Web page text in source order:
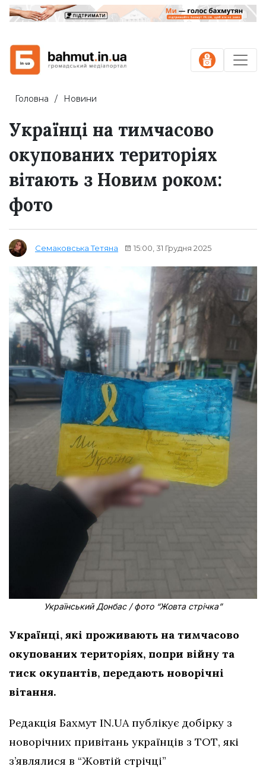
Головна Новини
Українці на тимчасово
окупованих територіях
вітають з Новим роком:
фото
Семаковська Тетяна 15:00, 31 Грудня 2025
Український Донбас / фото “Жовта стрічка”
Українці, які проживають на тимчасово
окупованих територіях, попри війну та
тиск окупантів, передають новорічні
вітання.
Редакція Бахмут IN.UA публікує добірку з
новорічних привітань українців з ТОТ, які
з’являлися в “Жовтій стрічці”